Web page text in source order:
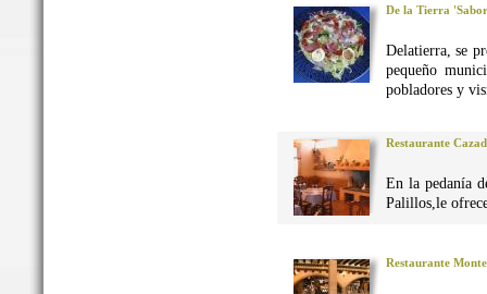
De la Tierra
Delatierra, se
pequeño
pobladores y
Restaurante
En la pedanía
Palillos,le
Restaurante